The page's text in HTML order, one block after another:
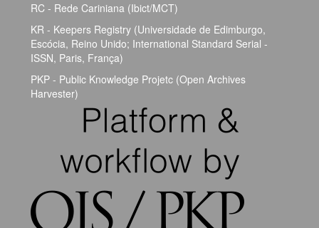
RC - Rede Cariniana (Ibict/MCT)
KR - Keepers Registry (Universidade de Edimburgo,
Escócia, Reino Unido; International Standard Serial -
ISSN, Paris, França)
PKP - Public Knowledge Projetc (Open Archives
Harvester)